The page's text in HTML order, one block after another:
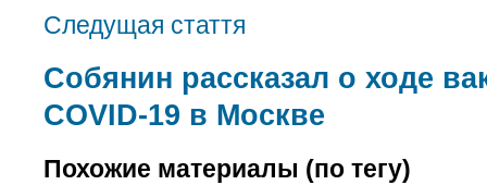
Следущая стаття
Собянин рассказал о ходе
COVID-19 в Москве
Похожие материалы (по тегу)